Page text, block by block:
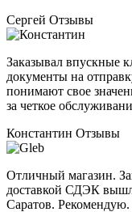
Сергей Отзывы
Заказывал впускные
документы на
понимают свое
за четкое
Константин Отзывы
Отличный магазин.
доставкой СДЭК
Саратов.